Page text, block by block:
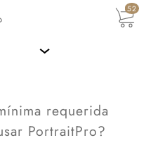
52
›
requerida
PortraitPro?